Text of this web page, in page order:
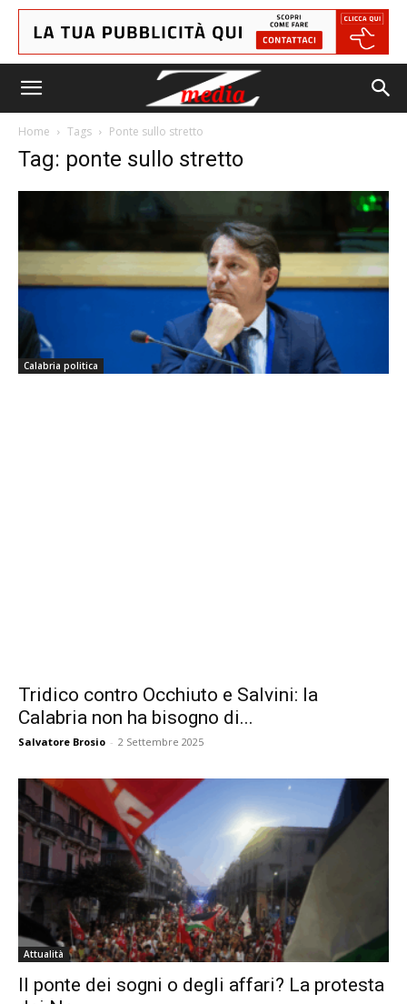
Home Tags Ponte sullo stretto
Tag: ponte sullo stretto
Calabria politica
Tridico contro Occhiuto e Salvini: la
Calabria non ha bisogno di...
Salvatore Brosio - 2 Settembre 2025
Attualità
Il ponte dei sogni o degli affari? La protesta